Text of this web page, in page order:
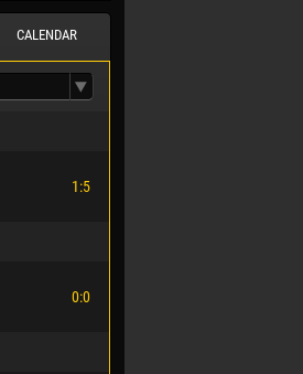
CALENDAR
1:5
0:0